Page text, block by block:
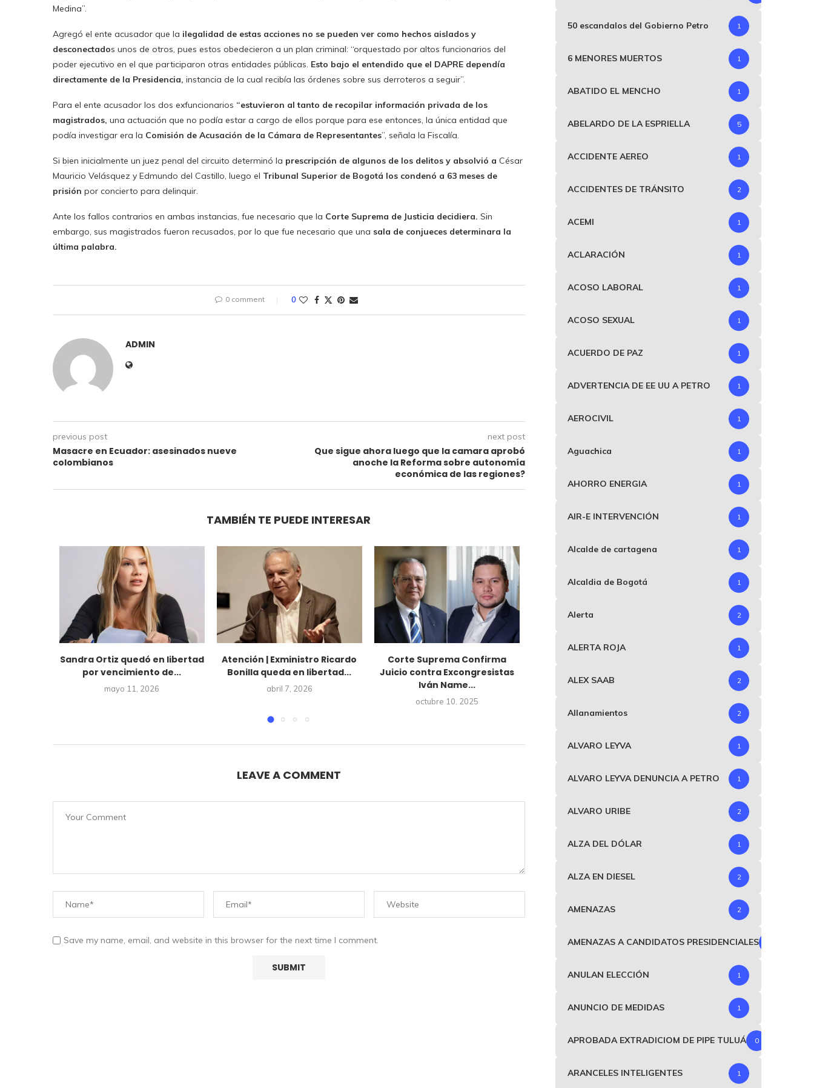
Medina”.
Agregó el ente acusador que la ilegalidad de estas acciones no se pueden ver como hechos aislados y
desconectados unos de otros, pues estos obedecieron a un plan criminal: “orquestado por altos funcionarios del
poder ejecutivo en el que participaron otras entidades públicas. Esto bajo el entendido que el DAPRE dependía
directamente de la Presidencia, instancia de la cual recibía las órdenes sobre sus derroteros a seguir”.
Para el ente acusador los dos exfuncionarios “estuvieron al tanto de recopilar información privada de los
magistrados, una actuación que no podía estar a cargo de ellos porque para ese entonces, la única entidad que
podía investigar era la Comisión de Acusación de la Cámara de Representantes”, señala la Fiscalía.
Si bien inicialmente un juez penal del circuito determinó la prescripción de algunos de los delitos y absolvió a César
Mauricio Velásquez y Edmundo del Castillo, luego el Tribunal Superior de Bogotá los condenó a 63 meses de
prisión por concierto para delinquir.
Ante los fallos contrarios en ambas instancias, fue necesario que la Corte Suprema de Justicia decidiera. Sin
embargo, sus magistrados fueron recusados, por lo que fue necesario que una sala de conjueces determinara la
última palabra.
0 comment 0
ADMIN
previous post
Masacre en Ecuador: asesinados nueve
colombianos
next post
Que sigue ahora luego que la camara aprobó
anoche la Reforma sobre autonomía
económica de las regiones?
TAMBIÉN TE PUEDE INTERESAR
Sandra Ortiz quedó en libertad
por vencimiento de...
mayo 11, 2026
Atención | Exministro Ricardo
Bonilla queda en libertad...
abril 7, 2026
Corte Suprema Confirma
Juicio contra Excongresistas
Iván Name...
octubre 10, 2025
Álvaro Uribe renuncia a
prescripción en su...
agosto 25, 2025
LEAVE A COMMENT
Save my name, email, and website in this browser for the next time I comment.
50 escandalos del Gobierno Petro 1
6 MENORES MUERTOS 1
ABATIDO EL MENCHO 1
ABELARDO DE LA ESPRIELLA 5
ACCIDENTE AEREO 1
ACCIDENTES DE TRÁNSITO 2
ACEMI 1
ACLARACIÓN 1
ACOSO LABORAL 1
ACOSO SEXUAL 1
ACUERDO DE PAZ 1
ADVERTENCIA DE EE UU A PETRO 1
AEROCIVIL 1
Aguachica 1
AHORRO ENERGIA 1
AIR-E INTERVENCIÓN 1
Alcalde de cartagena 1
Alcaldia de Bogotá 1
Alerta 2
ALERTA ROJA 1
ALEX SAAB 2
Allanamientos 2
ALVARO LEYVA 1
ALVARO LEYVA DENUNCIA A PETRO 1
ALVARO URIBE 2
ALZA DEL DÓLAR 1
ALZA EN DIESEL 2
AMENAZAS 2
AMENAZAS A CANDIDATOS PRESIDENCIALES
ANULAN ELECCIÓN 1
ANUNCIO DE MEDIDAS 1
APROBADA EXTRADICIOM DE PIPE TULUÁ 0
ARANCELES INTELIGENTES 1